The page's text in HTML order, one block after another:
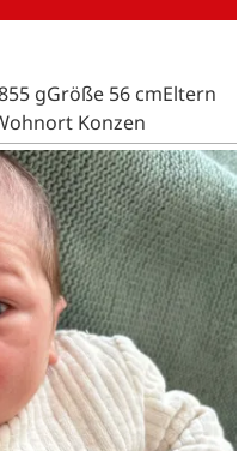
gGröße 56 cmEltern
Konzen